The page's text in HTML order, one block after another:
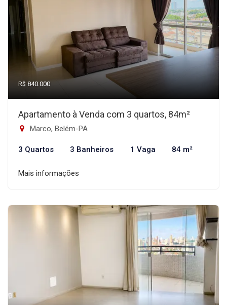
R$ 840.000
Apartamento à Venda com 3 quartos, 84m²
Marco, Belém-PA
3 Quartos 3 Banheiros 1 Vaga 84 m²
Mais informações